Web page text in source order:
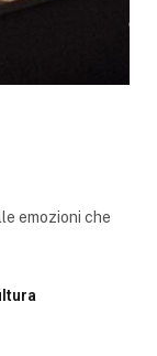
emozioni che